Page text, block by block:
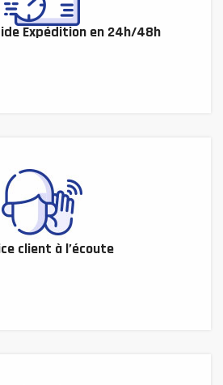
Expédition en 24h/48h
client à l’écoute